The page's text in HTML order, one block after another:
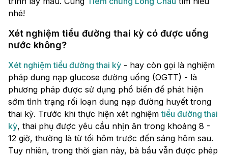
nhé!
Xét nghiệm tiểu đường thai kỳ có được uống
nước không?
Xét nghiệm tiểu đường thai kỳ - hay còn gọi là nghiệm
pháp dung nạp glucose đường uống (OGTT) - là
phương pháp được sử dụng phổ biến để phát hiện
sớm tình trạng rối loạn dung nạp đường huyết trong
thai kỳ. Trước khi thực hiện xét nghiệmtiểu đường thai
kỳ, thai phụ được yêu cầu nhịn ăn trong khoảng 8 -
12 giờ, thường là từ tối hôm trước đến sáng hôm sau.
Tuy nhiên, trong thời gian này, bà bầu vẫn được phép